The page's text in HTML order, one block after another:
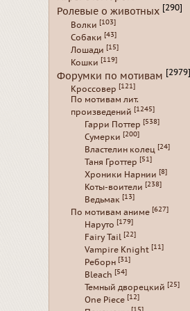
Ролевые о животных [290]
Волки [103]
Собаки [43]
Лошади [15]
Кошки [119]
Форумки по мотивам [2979]
Кроссовер [121]
По мотивам лит.
произведений [1245]
Гарри Поттер [538]
Сумерки [200]
Властелин колец [24]
Таня Гроттер [51]
Хроники Нарнии [8]
Коты-воители [238]
Ведьмак [13]
По мотивам аниме [627]
Наруто [179]
Fairy Tail [22]
Vampire Knight [11]
Реборн [31]
Bleach [54]
Темный дворецкий [25]
One Piece [12]